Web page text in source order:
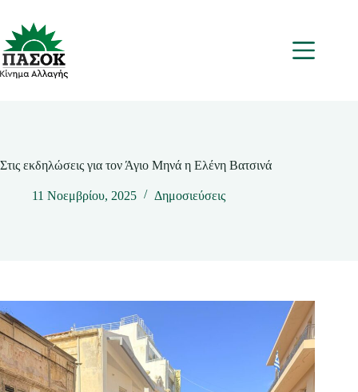
περιεχόμενο
Μενου
Στις εκδηλώσεις για τον Άγιο Μηνά η Ελένη Βατσινά
11 Νοεμβρίου, 2025 Δημοσιεύσεις